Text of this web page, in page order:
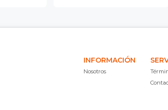
INFORMACIÓN
Nosotros